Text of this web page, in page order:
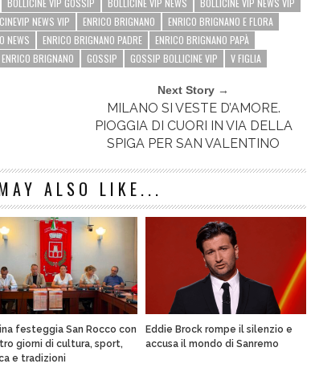
BOLLICINE VIP GOSSIP BOLLICINE VIP NEWS
BOLLICINE VIP NEWS VIP
NEWS VIP ENRICO BRIGNANO
ENRICO BRIGNANO E FLORA
NEWS ENRICO BRIGNANO PADRE
ENRICO BRIGNANO PAPÀ
BRIGNANO GOSSIP GOSSIP BOLLICINE VIP V FIGLIA
Next Story →
MILANO SI VESTE D’AMORE.
PIOGGIA DI CUORI IN VIA DELLA
SPIGA PER SAN VALENTINO
ALSO LIKE...
festeggia San Rocco con
giorni di cultura, sport,
e tradizioni
Eddie Brock rompe il silenzio e
accusa il mondo di Sanremo